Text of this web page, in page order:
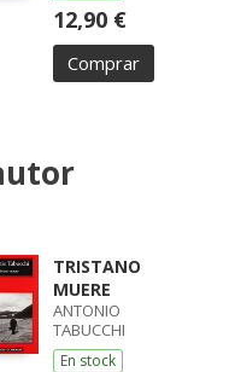
12,90 €
Comprar
TRISTANO
MUERE
ANTONIO
TABUCCHI
En stock